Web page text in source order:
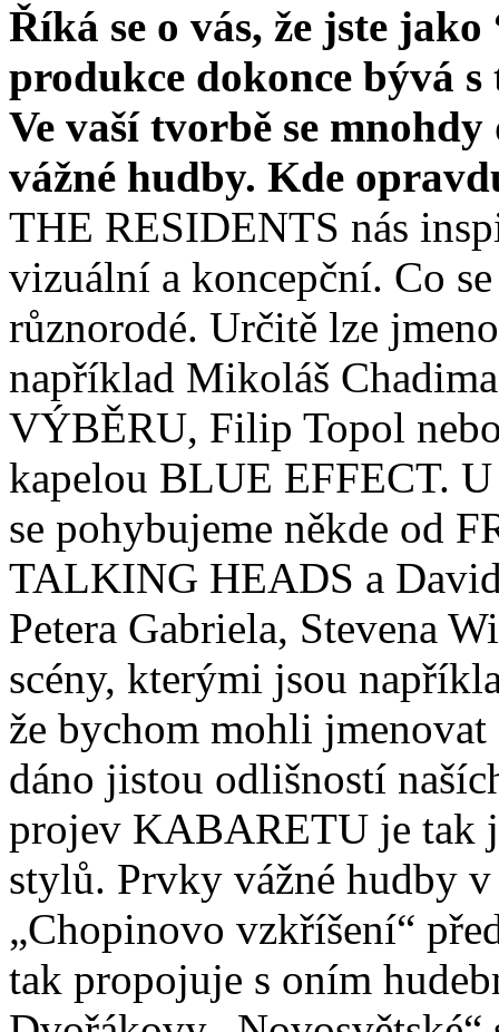
Říká se o vás, že jste
produkce dokonce bývá
Ve vaší tvorbě se
vážné hudby. Kde
THE RESIDENTS nás
vizuální a koncepční. Co
různorodé. Určitě lze
například Mikoláš
VÝBĚRU, Filip Topol
kapelou BLUE EFFECT.
se pohybujeme někde od
TALKING HEADS a
Petera Gabriela, Stevena
scény, kterými jsou
že bychom mohli
dáno jistou odlišností
projev KABARETU je tak
stylů. Prvky vážné hudby v
„Chopinovo vzkříšení“
tak propojuje s oním